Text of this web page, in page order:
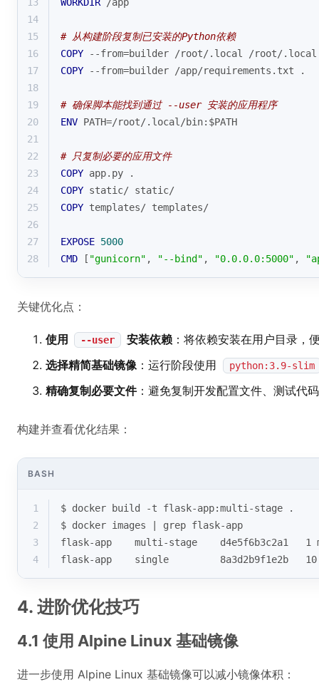
14
15
# 从构建阶段复制已安装的Python依赖
16
COPY --from=builder /root/. local /root/. local
17
COPY --from=builder /app/requirements.txt .
18
19
# 确保脚本能找到通过 --user 安装的应用程序
20
ENV PATH=/root/.local/bin:$PATH
21
22
# 只复制必要的应用文件
23
COPY app.py .
24
COPY static/ static/
25
COPY templates/ templates/
26
27
EXPOSE 5000
28
CMD [ "gunicorn" , "--bind" , "0.0.0.0:5000" ,
关键优化点：
使用 --user 安装依赖 ：将依赖安装在用户目录，
选择精简基础镜像：运行阶段使用 python:3.9-slim
精确复制必要文件：避免复制开发配置文件、测试代
构建并查看优化结果：
BASH
1
$ docker build -t flask-app:multi-stage .
2
$ docker images | grep flask-app
3
flask-app    multi-stage    d4e5f6b3c2a1   1
4
flask-app    single         8a3d2b9f1e2b   10
4. 进阶优化技巧
4.1 使用 Alpine Linux 基础镜像
进一步使用 Alpine Linux 基础镜像可以减小镜像体积：